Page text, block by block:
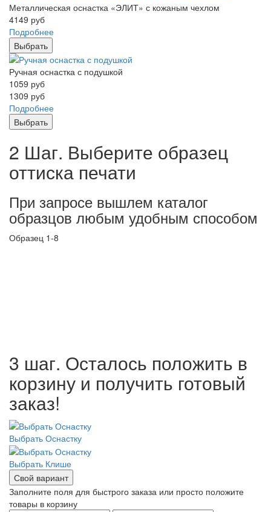
Металлическая оснастка «ЭЛИТ» с кожаным чехлом
4149 руб
Подробнее
Выбрать
Ручная оснастка с подушкой
1059 руб
1309 руб
Подробнее
Выбрать
2 Шаг. Выберите образец
оттиска печати
При запросе вышлем каталог
образцов любым удобным способом
Образец 1-8
3 шаг. Осталось положить в
корзину и получить готовый
заказ!
Выбрать Оснастку
Выбрать Клише
Свой вариант
Заполните поля для быстрого заказа или просто положите
товары в корзину